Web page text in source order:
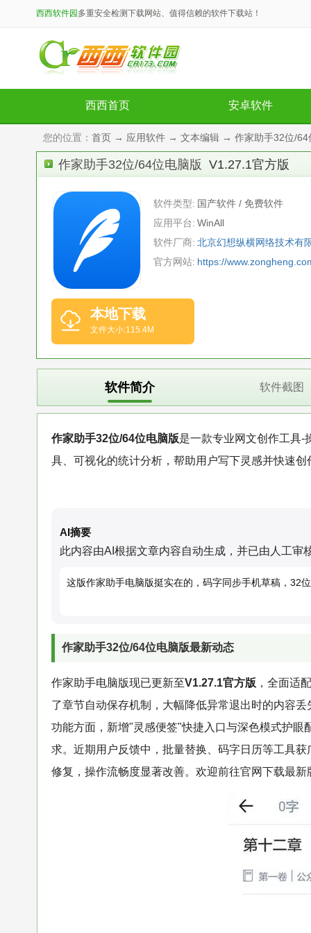
西西软件园 多重安全检测下载网站、值得信赖的软件下载站！
西西首页 安卓软件
您的位置： 首页 → 应用软件 → 文本编辑 → 作家助手32位/64
作家助手32位/64位电脑版 V1.27.1官方版
软件类型: 国产软件 / 免费软件
应用平台: WinAll
软件厂商: 北京幻想纵横网络技术有
官方网站: https://
本地下载
文件大小:115.4M
软件简介 软件截图
作家助手32位/64位电脑版是一款专业网文创作工具-
具、可视化的统计分析，帮助用户写下灵感并快速
AI摘要
此内容由AI根据文章内容自动生成，并已由人工审
这版作家助手电脑版挺实在的，码字同步手机草稿，32
作家助手32位/64位电脑版最新动态
作家助手电脑版现已更新至V1.27.1官方版 ，全面适
了章节自动保存机制，大幅降低异常退出时的内容
功能方面，新增"灵感便签"快捷入口与深色模式护
求。近期用户反馈中，批量替换、码字日历等工具
修复，操作流畅度显著改善。欢迎前往官网下载最